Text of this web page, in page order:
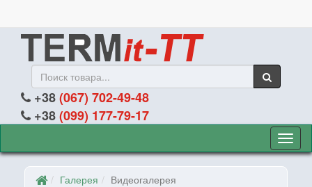
+38(067) 702-49-48
+38(099) 177-79-17
для
Галерея Видеогалерея